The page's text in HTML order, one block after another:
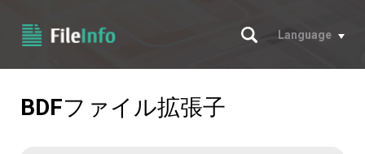
サーチ
Language
BDFファイル拡張子